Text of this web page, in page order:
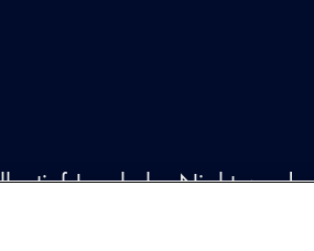
Jungle by Night werd
is het zevental